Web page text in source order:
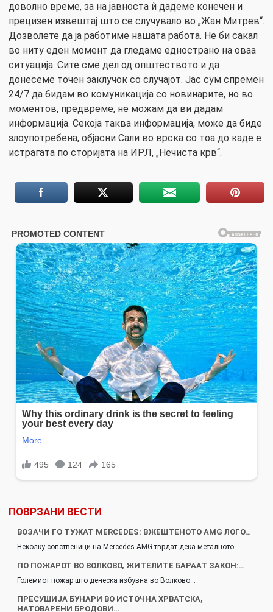
доволно време, за на јавноста ѝ дадеме конечен и
прецизен извештај што се случувало во „Жан Митрев“.
Дозволете да ја работиме нашата работа. Не би сакал
во ниту еден момент да гледаме еднострано на оваа
ситуација. Сите сме дел од општеството и да
донесеме точен заклучок со случајот. Јас сум спремен
24/7 да бидам во комуникација со новинарите, но во
моментов, предвреме, не можам да ви дадам
информација. Секоја таква информација, може да биде
злоупотребена, објасни Сали во врска со тоа до каде е
истрагата по сторијата на ИРЛ, „Нечиста крв“.
ПОВРЗАНИ ВЕСТИ
ВОЗАЧИ ГО ТУЖАТ MERCEDES: ВЖЕШТЕНОТО AMG ЛОГО…
Неколку сопственици на Mercedes-AMG тврдат дека металното…
ПО ПОЖАРОТ ВО ВОЛКОВО, ЖИТЕЛИТЕ БАРААТ ЗАКОН:…
Големиот пожар што денеска избувна во Волково…
ПРЕСУШИЈА БУНАРИ ВО ИСТОЧНА ХРВАТСКА,
НАТОВАРЕНИ БРОДОВИ…